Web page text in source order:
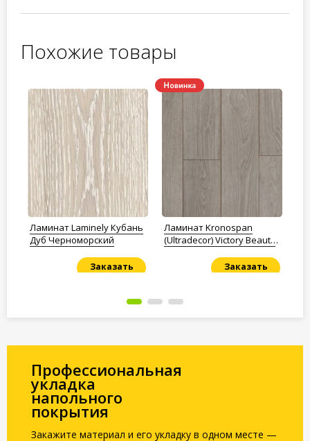
Похожие товары
Ламинат Laminely Кубань
Дуб Черноморский
Заказать
Ламинат Kronospan
(Ultradecor) Victory Beauty
Натуральный Заказать
Профессиональная
укладка
напольного
покрытия
Закажите материал и его укладку в одном месте —